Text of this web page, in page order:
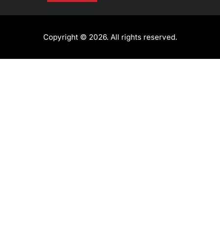
Copyright © 2026. All rights reserved.